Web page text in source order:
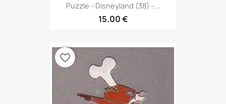
Puzzle - Disneyland (38) -...
15.00 €
favorite_border